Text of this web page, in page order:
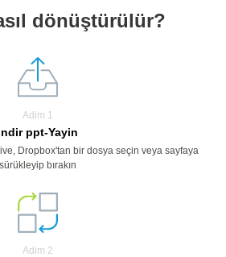
dönüştürülür?
Adim 1
ppt-Yayin
Dropbox'tan bir dosya seçin veya sayfaya
sürükleyip bırakın
Adim 2